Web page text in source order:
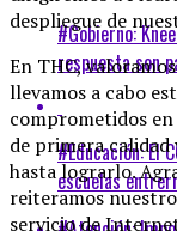
despliegue de
En THC,
llevamos a cabo
comprometidos
de primera
hasta lograrlo.
reiteramos
servicio de
#Gobierno:
respuesta son
#Educación: El
escuelas